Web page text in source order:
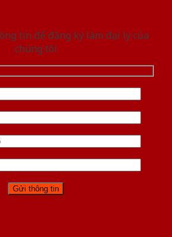
tin để đăng ký làm đại lý của
chúng tôi